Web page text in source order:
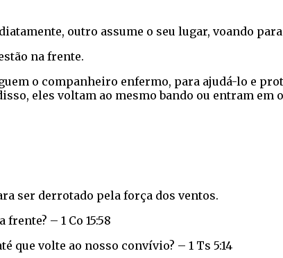
outro assume o seu lugar, voando
na frente.
o companheiro enfermo, para ajudá-lo e
eles voltam ao mesmo bando ou entram em
ser derrotado pela força dos ventos.
– 1 Co 15:58
que volte ao nosso convívio? – 1 Ts 5:14